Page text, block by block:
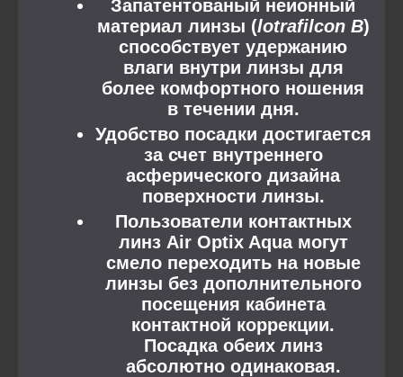
Запатентованый неионный
материал линзы (lotrafilcon B)
способствует удержанию
влаги внутри линзы для
более комфортного ношения
в течении дня.
Удобство посадки достигается
за счет внутреннего
асферического дизайна
поверхности линзы.
Пользователи контактных
линз Air Optix Aqua могут
смело переходить на новые
линзы без дополнительного
посещения кабинета
контактной коррекции.
Посадка обеих линз
абсолютно одинаковая.